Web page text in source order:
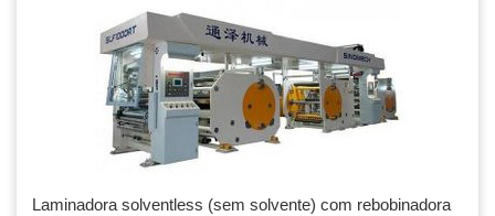
Laminadora solventless (sem solvente) com rebobinadora